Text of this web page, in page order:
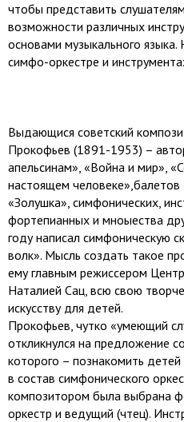
чтобы представить
возможности различных
основами музыкального
симфо-оркестре и
Выдающися советский
Прокофьев (1891-1953) –
апельсинам», «Война и мир»,
настоящем
«Золушка», симфонических,
фортепианных и мноыества
году написал симфоническую
волк». Мысль создать такое
ему главным режиссером
Наталией Сац, всю свою
искусству для детей.
Прокофьев, чутко «умеющий
откликнулся на предложение
которого – познакомить
в состав симфонического
композитором была выбрана
оркестр и ведущий (чтец).